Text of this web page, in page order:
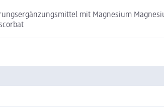
mit Magnesium